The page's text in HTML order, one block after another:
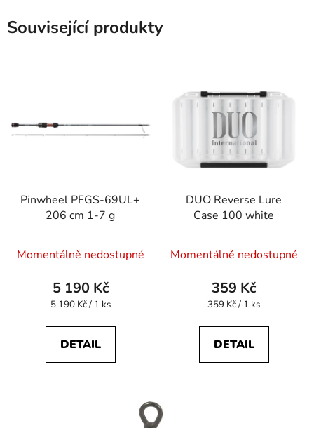
Související produkty
Pinwheel PFGS-69UL+
206 cm 1-7 g
hodnocení
produktu
je
z
Momentálně nedostupné
5 190 Kč
Měrná
5 190 Kč / 1 ks
DETAIL
DUO Reverse Lure
Case 100 white
Momentálně nedostupné
359 Kč
Měrná
359 Kč / 1 ks
DETAIL